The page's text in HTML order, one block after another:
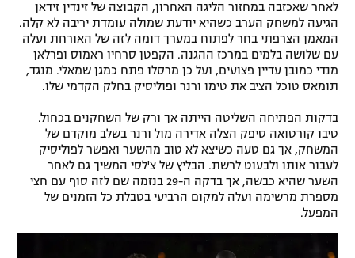
מדיניות פרטיות
תקנון פעילות ספורט 1
רשיון להקרנה פומבית לבית עסק
הצטרפות לחבילת הערוצים
לוח דרושים – ג'ובנט
אומנויות לחימה
גיימינג E-Sports
לאחר שאכזבה במחזור הליגה האחרון, הקבוצה של זינדין זידאן
הגיעה למשחק הערב כשהיא יודעת שמולה עומדת יריבה לא קלה.
המאמן הצרפתי בחר לפתוח במערך דומה לזה של האורחת ועלה
עם שלושה בלמים במרכז ההגנה. הקפטן סרחיו ראמוס ופרלאן
מנדי כמובן עדיין פצועים, ועל כן מרסלו פתח כמגן שמאלי. מנגד,
תומאס טוכל הציב את טימו ורנר ופוליסיק בחלק הקדמי שלו.
בדקות הפתיחה השליטה הייתה אך ורק של השחקנים בכחול.
טיבו קורטואה סיפק הצלה אדירה מול ורנר בשלב מוקדם של
המשחק, אך גם טעה כשיצא לא טוב מהשער ואפשר לפוליסיק
לעבור אותו ולבעוט לרשת. הבליץ של צ'לסי המשיך גם לאחר
השער שהיא כבשה, אך בדקה ה-29 בנזמה שם לזה סוף עם חצי
מספרת מרשימה ועלה למקום הרביעי בטבלת כל הזמנים של
המפעל.